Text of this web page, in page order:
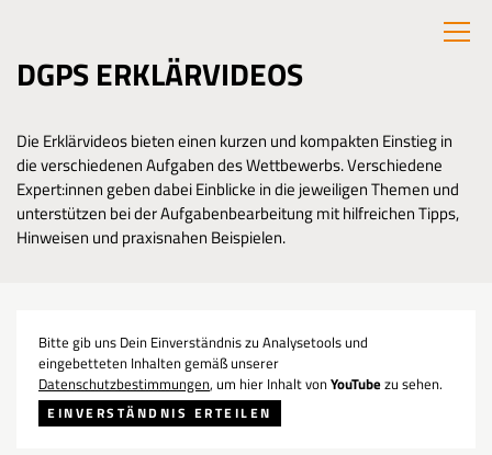
DGPS ERKLÄRVIDEOS
Die Erklärvideos bieten einen kurzen und kompakten Einstieg in
die verschiedenen Aufgaben des Wettbewerbs. Verschiedene
Expert:innen geben dabei Einblicke in die jeweiligen Themen und
unterstützen bei der Aufgabenbearbeitung mit hilfreichen Tipps,
Hinweisen und praxisnahen Beispielen.
Bitte gib uns Dein Einverständnis zu Analysetools und
eingebetteten Inhalten gemäß unserer
Datenschutzbestimmungen, um hier Inhalt vonYouTubezu sehen.
EINVERSTÄNDNIS ERTEILEN